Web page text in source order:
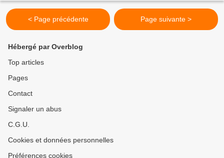
< Page précédente Page suivante >
Hébergé par Overblog
Top articles
Pages
Contact
Signaler un abus
C.G.U.
Cookies et données personnelles
Préférences cookies